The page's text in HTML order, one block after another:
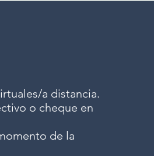
a distancia.
o cheque en
de la